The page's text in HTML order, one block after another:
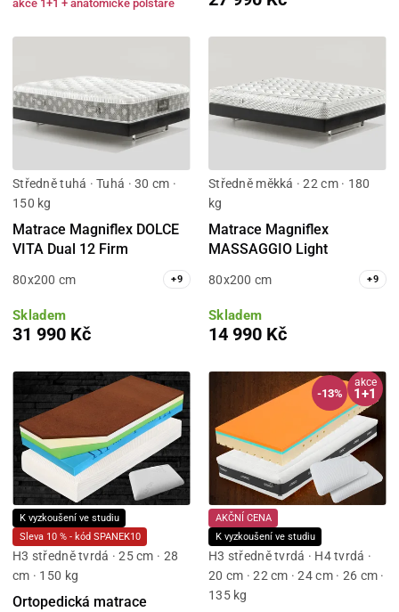
akce 1+1 + anatomické polštáře
Středně tuhá · Tuhá · 30 cm ·
150 kg
Matrace Magniflex DOLCE
VITA Dual 12 Firm
80x200 cm +9
Skladem
31 990 Kč
Středně měkká · 22 cm · 180
kg
Matrace Magniflex
MASSAGGIO Light
80x200 cm +9
Skladem
14 990 Kč
K vyzkoušení ve studiu
Sleva 10 % - kód SPANEK10
H3 středně tvrdá · 25 cm · 28
cm · 150 kg
Ortopedická matrace
-13%
akce
1+1
AKČNÍ CENA
K vyzkoušení ve studiu
H3 středně tvrdá · H4 tvrdá ·
20 cm · 22 cm · 24 cm · 26 cm ·
135 kg